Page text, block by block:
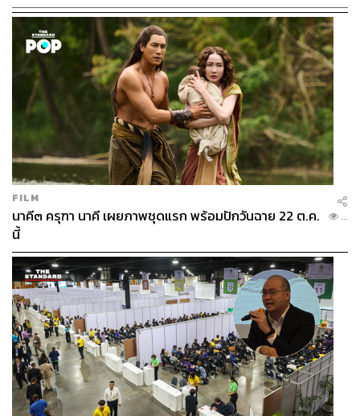
FILM
นาคี๓ ครุฑา นาคี เผยภาพชุดแรก พร้อมปักวันฉาย 22 ต.ค.
นี้
...